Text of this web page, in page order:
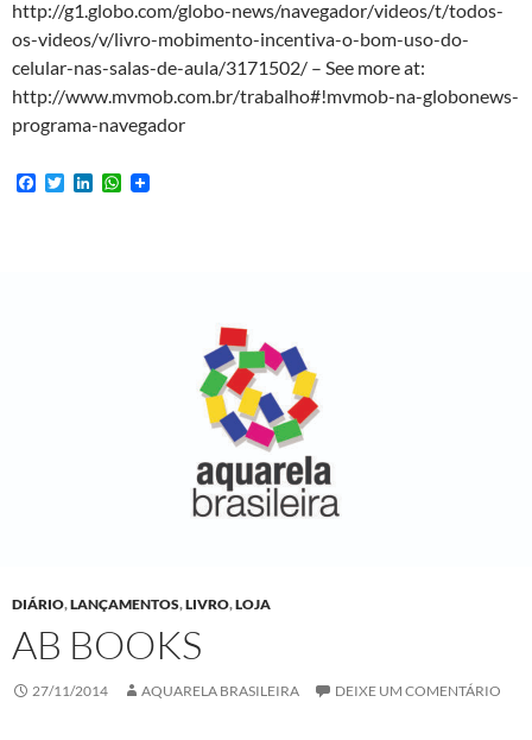
http://g1.globo.com/globo-news/navegador/videos/t/todos-
os-videos/v/livro-mobimento-incentiva-o-bom-uso-do-
celular-nas-salas-de-aula/3171502/ – See more at:
http://www.mvmob.com.br/trabalho#!mvmob-na-globonews-
programa-navegador
F
T
W
DIÁRIO,LANÇAMENTOS,LIVRO,LOJA
AB BOOKS
27/11/2014 AQUARELA BRASILEIRA DEIXE UM COMENTÁRIO